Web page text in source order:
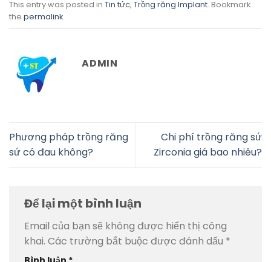
This entry was posted in Tin tức, Trồng răng Implant. Bookmark
the permalink.
ADMIN
Phương pháp trồng răng
sứ có đau không?
Chi phí trồng răng sứ
Zirconia giá bao nhiêu?
Để lại một bình luận
Email của bạn sẽ không được hiển thị công
khai. Các trường bắt buộc được đánh dấu *